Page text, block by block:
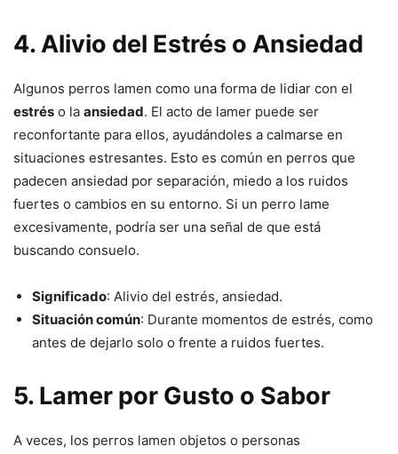
4.Alivio del Estrés o Ansiedad
Algunos perros lamen como una forma de lidiar con el
estrés o la ansiedad. El acto de lamer puede ser
reconfortante para ellos, ayudándoles a calmarse en
situaciones estresantes. Esto es común en perros que
padecen ansiedad por separación, miedo a los ruidos
fuertes o cambios en su entorno. Si un perro lame
excesivamente, podría ser una señal de que está
buscando consuelo.
Significado: Alivio del estrés, ansiedad.
Situación común: Durante momentos de estrés, como
antes de dejarlo solo o frente a ruidos fuertes.
5. Lamer por Gusto o Sabor
A veces, los perros lamen objetos o personas